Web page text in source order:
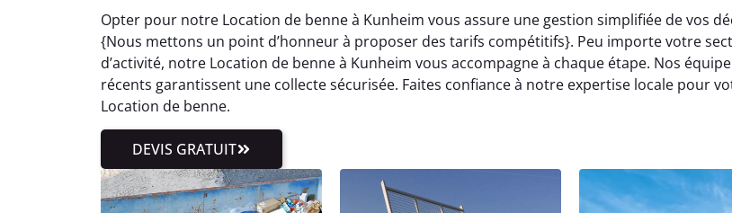
Opter pour notre Location de benne à Kunheim vous assure une gestion simplifiée de vos
{Nous mettons un point d’honneur à proposer des tarifs compétitifs}. Peu importe votre
d’activité, notre Location de benne à Kunheim vous accompagne à chaque étape. Nos
récents garantissent une collecte sécurisée. Faites confiance à notre expertise locale pour
Location de benne.
DEVIS GRATUIT